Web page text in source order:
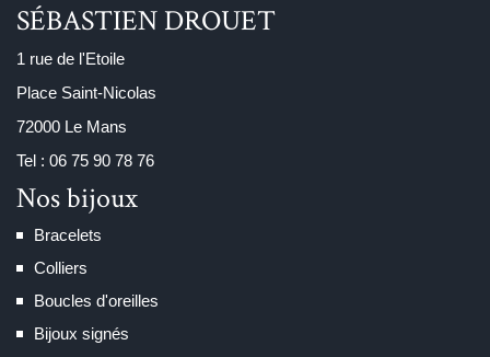
SÉBASTIEN DROUET
1 rue de l'Etoile
Place Saint-Nicolas
72000 Le Mans
Tel : 06 75 90 78 76
Nos bijoux
Bracelets
Colliers
Boucles d'oreilles
Bijoux signés